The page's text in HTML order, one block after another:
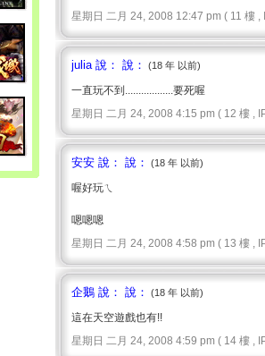
星期日 二月 24, 2008 12:47 pm ( 11 樓
julia 說： 說： (18 年 以前)
一直玩不到..................要死喔
星期日 二月 24, 2008 4:15 pm ( 12 樓 ,
安安 說： 說： (18 年 以前)
喔好玩ㄟ
嗯嗯嗯
星期日 二月 24, 2008 4:58 pm ( 13 樓 ,
企鵝 說： 說： (18 年 以前)
這在天空遊戲也有!!
星期日 二月 24, 2008 4:59 pm ( 14 樓 ,